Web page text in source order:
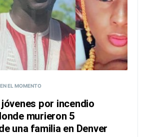
EN EL MOMENTO
por incendio
murieron 5
una familia en Denver